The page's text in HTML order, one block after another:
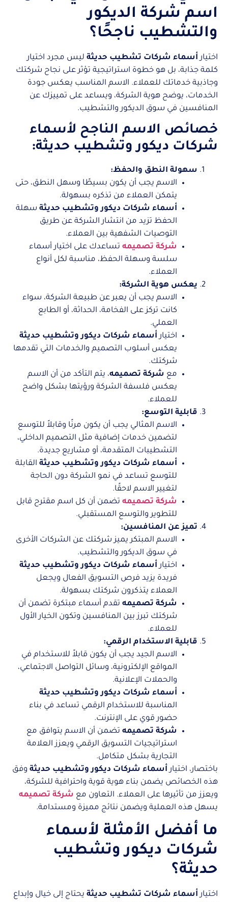
اسم شركة الديكور
والتشطيب ناجحًا؟
اختيار أسماء شركات تشطيب حديثة ليس مجرد اختيار
كلمة جذابة، بل هو خطوة استراتيجية تؤثر على نجاح شركتك
وجاذبية خدماتك للعملاء. الاسم المناسب يعكس جودة
الخدمات، يوضح هوية الشركة، ويساعد على تمييزك عن
المنافسين في سوق الديكور والتشطيب.
خصائص الاسم الناجح لأسماء
شركات ديكور وتشطيب حديثة:
سهولة النطق والحفظ:
الاسم يجب أن يكون بسيطًا وسهل النطق، حتى
يتمكن العملاء من تذكره بسهولة.
أسماء شركات ديكور وتشطيب حديثة سهلة
الحفظ تزيد من انتشار الشركة عن طريق
التوصيات الشفهية بين العملاء.
شركة تصميمه تساعدك على اختيار أسماء
سلسة وسهلة الحفظ، مناسبة لكل أنواع
العملاء.
يعكس هوية الشركة:
الاسم يجب أن يعبر عن طبيعة الشركة، سواء
كانت تركز على الفخامة، الحداثة، أو الطابع
العملي.
اختيار أسماء شركات ديكور وتشطيب حديثة
يعكس أسلوب التصميم والخدمات التي تقدمها
شركتك.
مع شركة تصميمه، يتم التأكد من أن الاسم
يعكس فلسفة الشركة ورؤيتها بشكل واضح
للعملاء.
قابلية التوسع:
الاسم المثالي يجب أن يكون مرنًا وقابلاً للتوسع
لتضمين خدمات إضافية مثل التصميم الداخلي،
التشطيبات المتقدمة، أو مشاريع جديدة.
أسماء شركات ديكور وتشطيب حديثة القابلة
للتوسع تساعد في نمو الشركة دون الحاجة
لتغيير الاسم لاحقًا.
شركة تصميمه تضمن أن كل اسم مقترح قابل
للتطوير والتوسع المستقبلي.
تميز عن المنافسين:
الاسم المبتكر يميز شركتك عن الشركات الأخرى
في سوق الديكور والتشطيب.
اختيار أسماء شركات ديكور وتشطيب حديثة
فريدة يزيد فرص التسويق الفعال ويجعل
العملاء يتذكرون شركتك بسهولة.
شركة تصميمه تقدم أسماء مبتكرة تضمن أن
شركتك تبرز بين المنافسين وتكون الخيار الأول
للعملاء.
قابلية الاستخدام الرقمي:
الاسم الجيد يجب أن يكون قابلاً للاستخدام في
المواقع الإلكترونية، وسائل التواصل الاجتماعي،
والحملات الإعلانية.
أسماء شركات ديكور وتشطيب حديثة
المناسبة للاستخدام الرقمي تساعد في بناء
حضور قوي على الإنترنت.
شركة تصميمه تضمن أن الاسم يتوافق مع
استراتيجيات التسويق الرقمي ويعزز العلامة
التجارية بشكل متكامل.
باختصار، اختيار أسماء شركات ديكور وتشطيب حديثة وفق
هذه الخصائص يضمن بناء هوية قوية واحترافية للشركة،
ويعزز من تأثيرها على العملاء. التعاون مع شركة تصميمه
يسهل هذه العملية ويضمن نتائج مميزة ومستدامة.
ما أفضل الأمثلة لأسماء
شركات ديكور وتشطيب
حديثة؟
اختيار أسماء شركات تشطيب حديثة يحتاج إلى خيال وإبداع